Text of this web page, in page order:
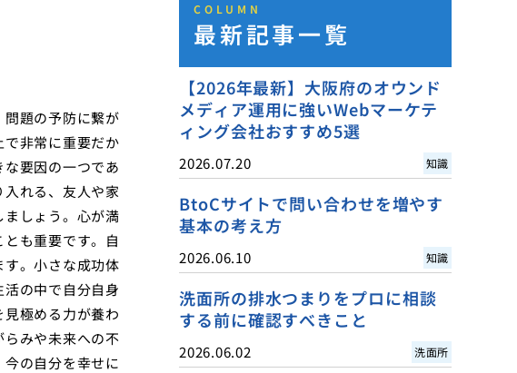
題の予防に繋が
非常に重要だか
要因の一つであ
れる、友人や家
しょう。心が満
も重要です。自
。小さな成功体
の中で自分自身
極める力が養わ
みや未来への不
の自分を幸せに
COLUMN
最新記事一覧
【2026年最新】大阪府のオウンド
メディア運用に強いWebマーケテ
ィング会社おすすめ5選
2026.07.20 知識
BtoCサイトで問い合わせを増やす
基本の考え方
2026.06.10 知識
洗面所の排水つまりをプロに相談
する前に確認すべきこと
2026.06.02 洗面所